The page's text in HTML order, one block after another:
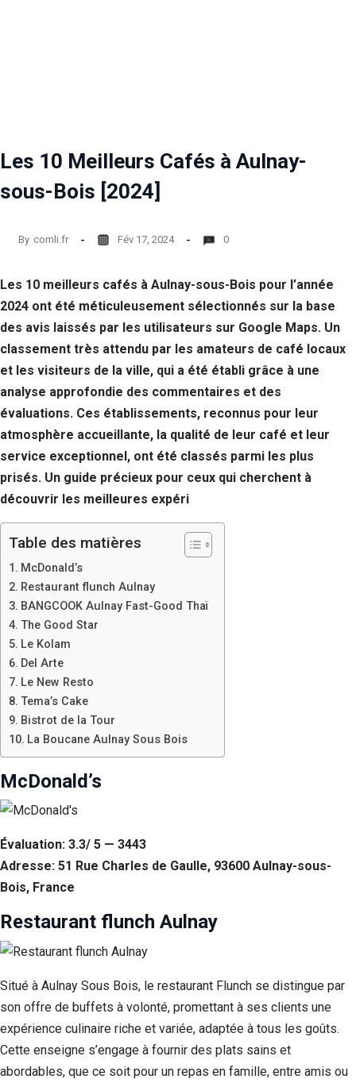
Les 10 Meilleurs Cafés à Aulnay-
sous-Bois [2024]
By comli.fr Fév 17, 2024 0
Les 10 meilleurs cafés à Aulnay-sous-Bois pour l’année
2024 ont été méticuleusement sélectionnés sur la base
des avis laissés par les utilisateurs sur Google Maps. Un
classement très attendu par les amateurs de café locaux
et les visiteurs de la ville, qui a été établi grâce à une
analyse approfondie des commentaires et des
évaluations. Ces établissements, reconnus pour leur
atmosphère accueillante, la qualité de leur café et leur
service exceptionnel, ont été classés parmi les plus
prisés. Un guide précieux pour ceux qui cherchent à
découvrir les meilleures expéri
Table des matières
McDonald’s
Restaurant flunch Aulnay
BANGCOOK Aulnay Fast-Good Thaï
The Good Star
Le Kolam
Del Arte
Le New Resto
Tema’s Cake
Bistrot de la Tour
La Boucane Aulnay Sous Bois
McDonald’s
Évaluation: 3.3/ 5 — 3443
Adresse: 51 Rue Charles de Gaulle, 93600 Aulnay-sous-
Bois, France
Restaurant flunch Aulnay
Situé à Aulnay Sous Bois, le restaurant Flunch se distingue par
son offre de buffets à volonté, promettant à ses clients une
expérience culinaire riche et variée, adaptée à tous les goûts.
Cette enseigne s’engage à fournir des plats sains et
abordables, que ce soit pour un repas en famille, entre amis ou
fonctionnalité
et la structure
du site Web,
en fonction
dont le site
Web est
Experience
Afin que notre
site Web
aussi bien que
possible lors
de votre visite.
Si vous
refusez ces
cookies,
fonctionnalités
disparaîtront
Marketing
En partageant
votre
comportement
lorsque vous
visitez notre
augmentez les
chances de
voir du
contenu et des
offres